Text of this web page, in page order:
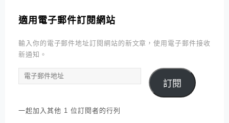
適用電子郵件訂閱網站
輸入你的電子郵件地址訂閱網站的新文章，使用電子郵件接收
新通知。
電
子
件
訂閱
一起加入其他 1 位訂閱者的行列